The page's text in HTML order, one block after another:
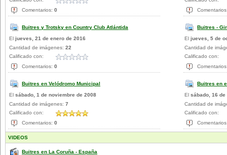
Comentarios: 0
Buitres y Trotsky en Country Club Atlántida
El jueves, 21 de enero de 2016
Cantidad de imágenes: 22
Calificado con:
Comentarios: 0
Buitres -
El jueves, 5 de
Cantidad de
Calificado con:
Buitres en Velódromo Municipal
El sábado, 1 de noviembre de 2008
Cantidad de imágenes: 7
Calificado con:
Comentarios: 0
Buitres en
El sábado, 16
Cantidad de
Calificado con:
VIDEOS
Buitres en La Coruña - España